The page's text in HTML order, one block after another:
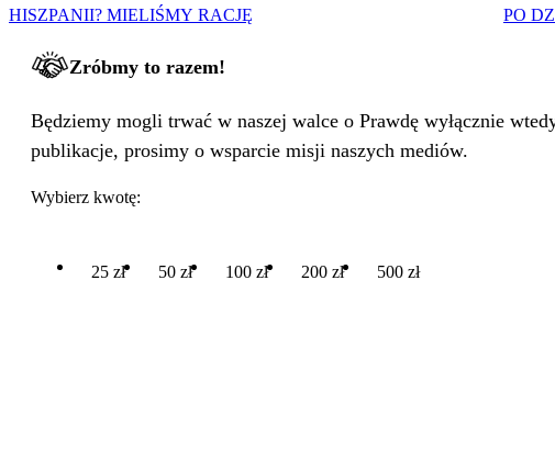
HISZPANII? MIELIŚMY RACJĘ
PO
Zróbmy to razem!
Będziemy mogli trwać w naszej walce o Prawdę wyłącznie
publikacje, prosimy o wsparcie misji naszych mediów.
Wybierz kwotę:
25 zł 50 zł 100 zł 200 zł 500 zł